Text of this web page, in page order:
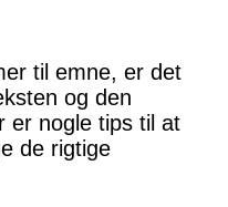
til emne, er det
og den
er nogle tips til at
de rigtige